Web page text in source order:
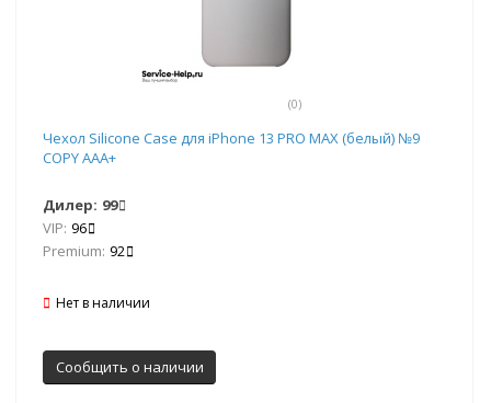
(0)
Чехол Silicone Case для iPhone 13 PRO MAX (белый) №9
COPY AAA+
Дилер: 99
VIP: 96
Premium: 92
Нет в наличии
Сообщить о наличии